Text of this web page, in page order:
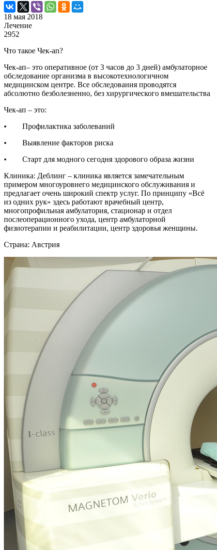
18 мая 2018
Лечение
2952
Что такое Чек-ап?
Чек-ап– это оперативное (от 3 часов до 3 дней) амбулаторное
обследование организма в высокотехнологичном
медицинском центре. Все обследования проводятся
абсолютно безболезненно, без хирургического вмешательства
Чек-ап – это:
• Профилактика заболеваний
• Выявление факторов риска
• Старт для модного сегодня здорового образа жизни
Клиника: Деблинг – клиника является замечательным
примером многоуровнего медицинского обслуживания и
предлагает очень широкий спектр услуг. По принципу «Всё
из одних рук» здесь работают врачебный центр,
многопрофильная амбулатория, стационар и отдел
послеоперационного ухода, центр амбулаторной
физиотерапии и реабилитации, центр здоровья женщины.
Страна: Австрия